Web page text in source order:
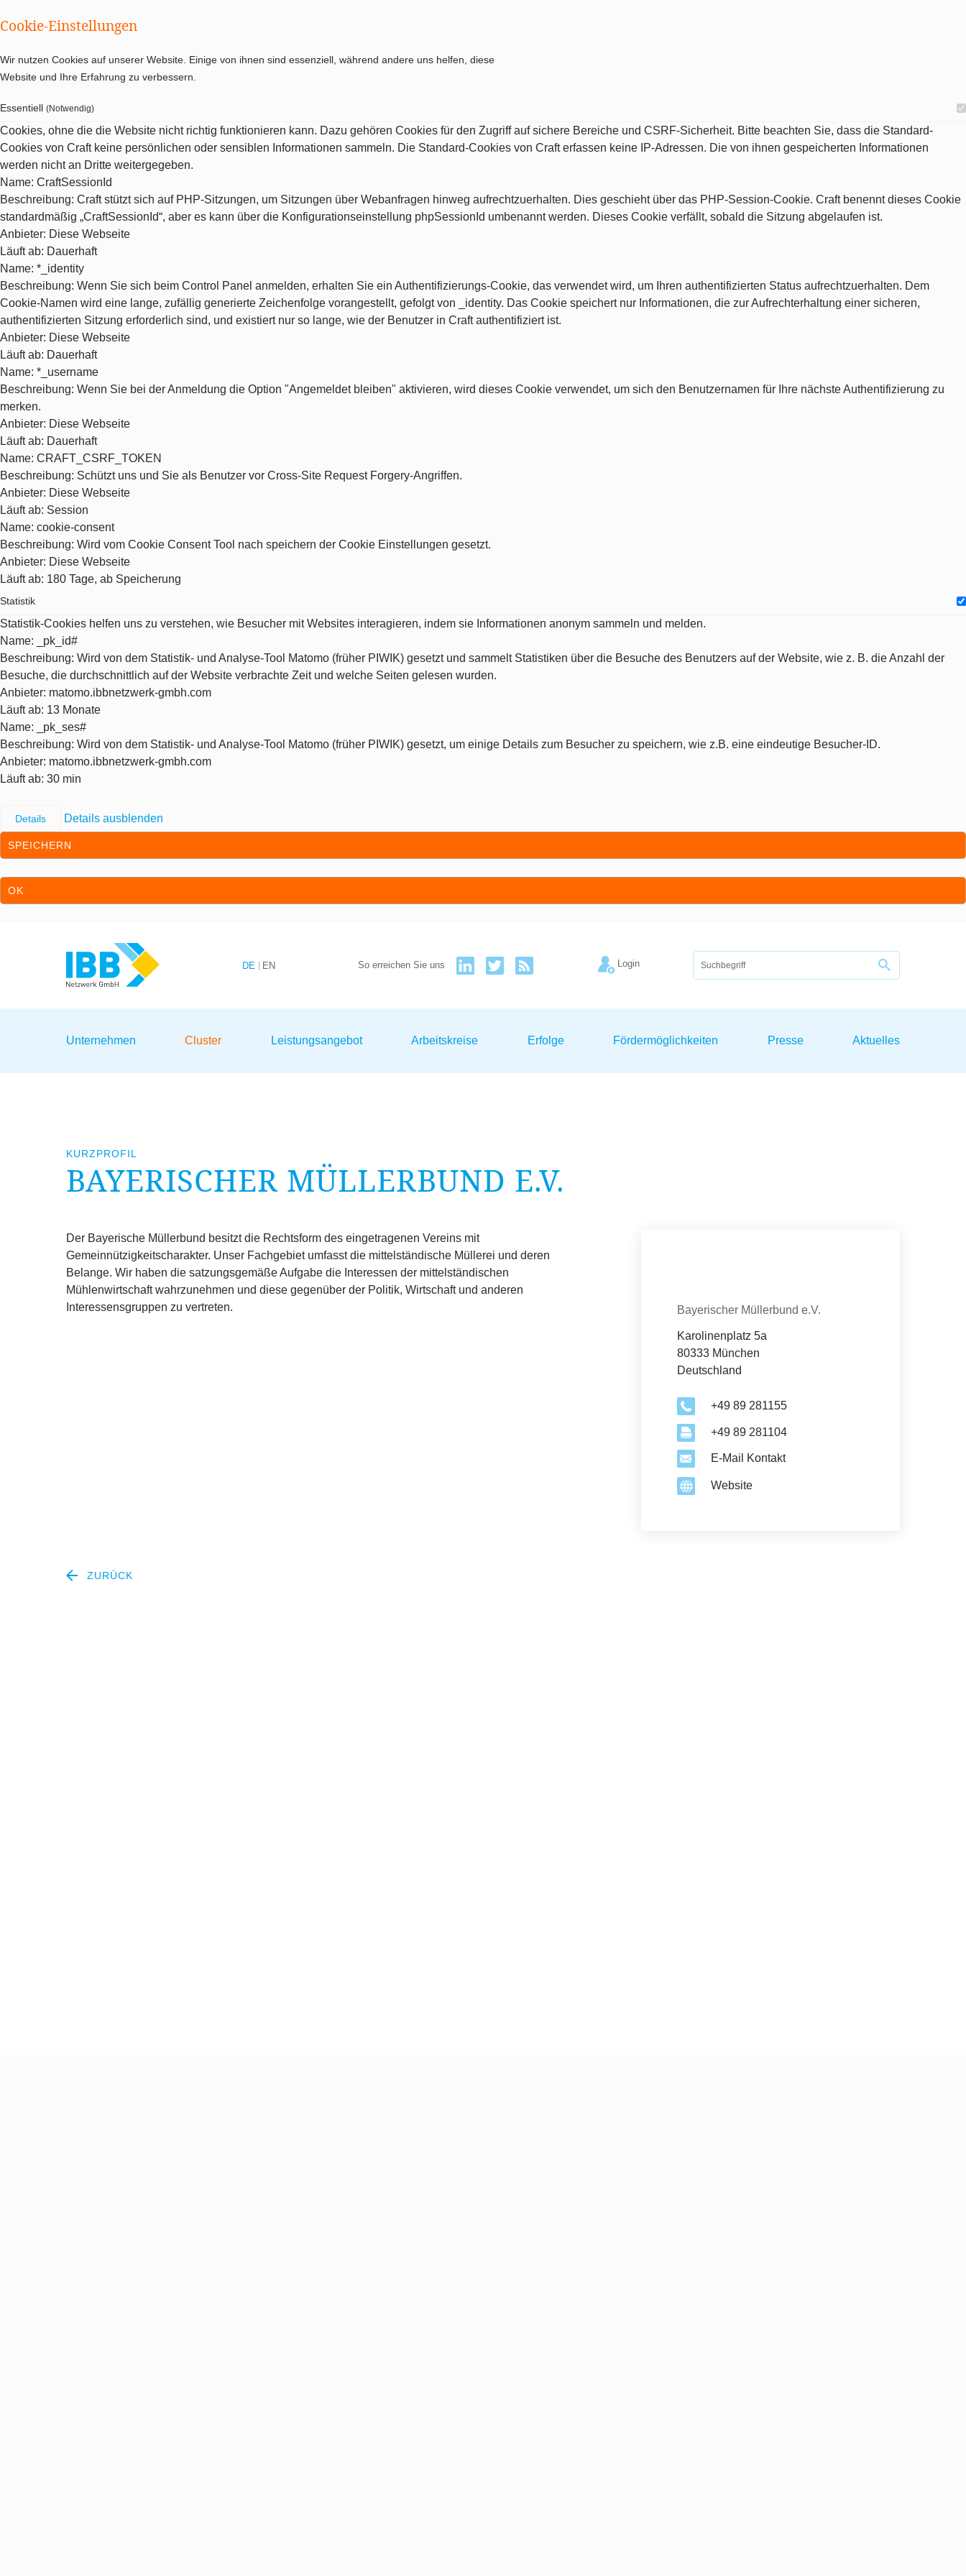
Cookie-Einstellungen
Wir nutzen Cookies auf unserer Website. Einige von ihnen sind essenziell, während andere uns helfen, diese
Website und Ihre Erfahrung zu verbessern.
Essentiell (Notwendig)
Cookies, ohne die die Website nicht richtig funktionieren kann. Dazu gehören Cookies für den Zugriff auf sichere Bereiche und CSRF-Sicherheit. Bitte beachten Sie, dass die Standard-
Cookies von Craft keine persönlichen oder sensiblen Informationen sammeln. Die Standard-Cookies von Craft erfassen keine IP-Adressen. Die von ihnen gespeicherten Informationen
werden nicht an Dritte weitergegeben.
Name: CraftSessionId
Beschreibung: Craft stützt sich auf PHP-Sitzungen, um Sitzungen über Webanfragen hinweg aufrechtzuerhalten. Dies geschieht über das PHP-Session-Cookie. Craft benennt dieses Cookie
standardmäßig „CraftSessionId“, aber es kann über die Konfigurationseinstellung phpSessionId umbenannt werden. Dieses Cookie verfällt, sobald die Sitzung abgelaufen ist.
Anbieter: Diese Webseite
Läuft ab: Dauerhaft
Name: *_identity
Beschreibung: Wenn Sie sich beim Control Panel anmelden, erhalten Sie ein Authentifizierungs-Cookie, das verwendet wird, um Ihren authentifizierten Status aufrechtzuerhalten. Dem
Cookie-Namen wird eine lange, zufällig generierte Zeichenfolge vorangestellt, gefolgt von _identity. Das Cookie speichert nur Informationen, die zur Aufrechterhaltung einer sicheren,
authentifizierten Sitzung erforderlich sind, und existiert nur so lange, wie der Benutzer in Craft authentifiziert ist.
Anbieter: Diese Webseite
Läuft ab: Dauerhaft
Name: *_username
Beschreibung: Wenn Sie bei der Anmeldung die Option "Angemeldet bleiben" aktivieren, wird dieses Cookie verwendet, um sich den Benutzernamen für Ihre nächste Authentifizierung zu
merken.
Anbieter: Diese Webseite
Läuft ab: Dauerhaft
Name: CRAFT_CSRF_TOKEN
Beschreibung: Schützt uns und Sie als Benutzer vor Cross-Site Request Forgery-Angriffen.
Anbieter: Diese Webseite
Läuft ab: Session
Name: cookie-consent
Beschreibung: Wird vom Cookie Consent Tool nach speichern der Cookie Einstellungen gesetzt.
Anbieter: Diese Webseite
Läuft ab: 180 Tage, ab Speicherung
Statistik
Statistik-Cookies helfen uns zu verstehen, wie Besucher mit Websites interagieren, indem sie Informationen anonym sammeln und melden.
Name: _pk_id#
Beschreibung: Wird von dem Statistik- und Analyse-Tool Matomo (früher PIWIK) gesetzt und sammelt Statistiken über die Besuche des Benutzers auf der Website, wie z. B. die Anzahl der
Besuche, die durchschnittlich auf der Website verbrachte Zeit und welche Seiten gelesen wurden.
Anbieter: matomo.ibbnetzwerk-gmbh.com
Läuft ab: 13 Monate
Name: _pk_ses#
Beschreibung: Wird von dem Statistik- und Analyse-Tool Matomo (früher PIWIK) gesetzt, um einige Details zum Besucher zu speichern, wie z.B. eine eindeutige Besucher-ID.
Anbieter: matomo.ibbnetzwerk-gmbh.com
Läuft ab: 30 min
Details Details ausblenden
SPEICHERN
OK
DE EN So erreichen Sie uns Login
Unternehmen Cluster Leistungsangebot Arbeitskreise Erfolge Fördermöglichkeiten Presse Aktuelles
KURZPROFIL
BAYERISCHER MÜLLERBUND E.V.
Der Bayerische Müllerbund besitzt die Rechtsform des eingetragenen Vereins mit
Gemeinnützigkeitscharakter. Unser Fachgebiet umfasst die mittelständische Müllerei und deren
Belange. Wir haben die satzungsgemäße Aufgabe die Interessen der mittelständischen
Mühlenwirtschaft wahrzunehmen und diese gegenüber der Politik, Wirtschaft und anderen
Interessensgruppen zu vertreten.
Organisation
Bayerischer Müllerbund e.V.
Karolinenplatz 5a
80333 München
Deutschland
+49 89 281155
+49 89 281104
E-Mail Kontakt
Website
ZURÜCK